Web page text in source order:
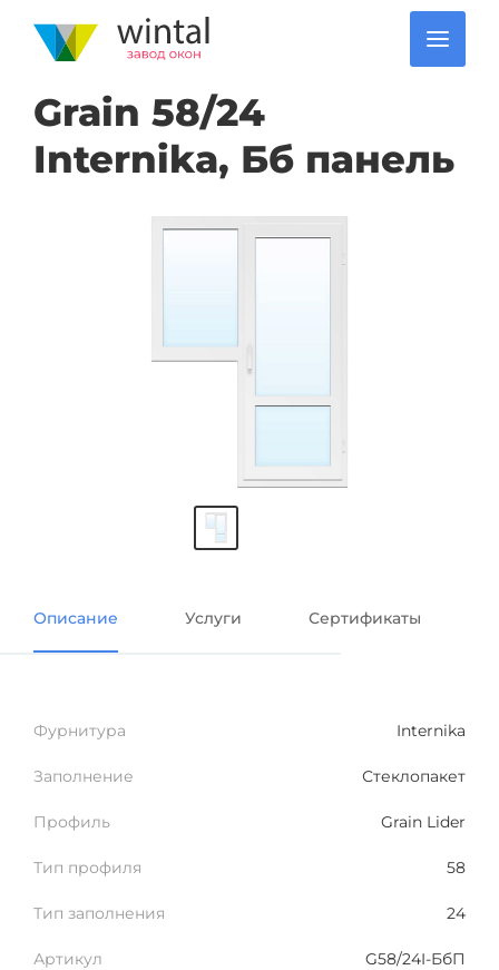
Grain 58/24
Internika, Бб панель
Описание Услуги Сертификаты
Фурнитура Internika
Заполнение Стеклопакет
Профиль Grain Lider
Тип профиля 58
Тип заполнения 24
Артикул G58/24I-БбП